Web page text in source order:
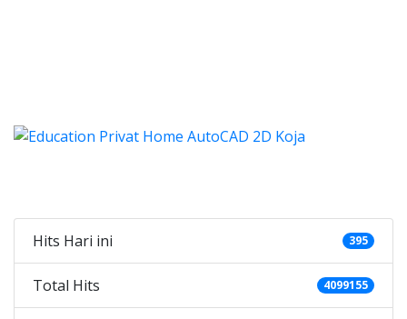
Hits Hari ini 395
Total Hits 4099155